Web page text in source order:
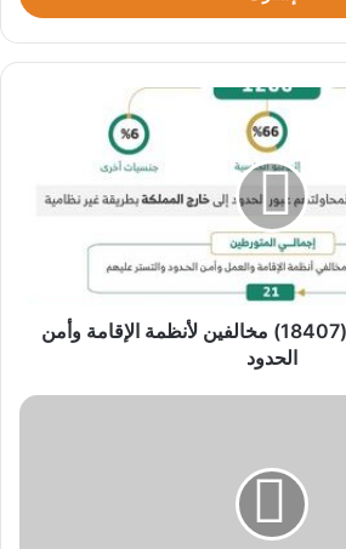
خلال أسبوع.. ضبط (18407) مخالفين لأنظمة الإقامة وأمن
الحدود